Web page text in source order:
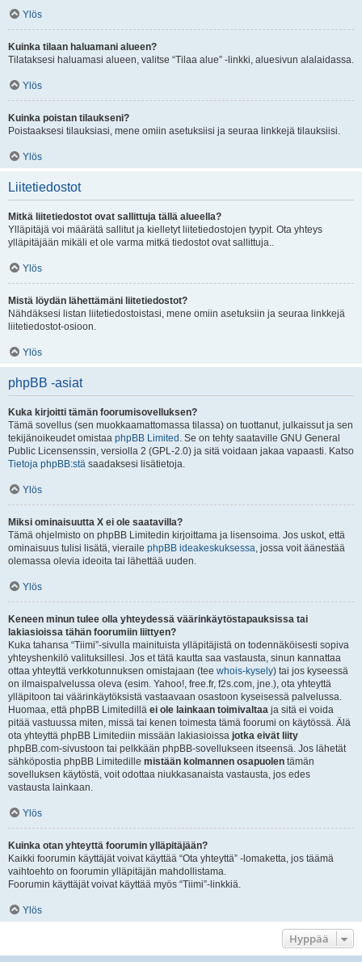
Ylös
Kuinka tilaan haluamani alueen?
Tilataksesi haluamasi alueen, valitse “Tilaa alue” -linkki, aluesivun alalaidassa.
Ylös
Kuinka poistan tilaukseni?
Poistaaksesi tilauksiasi, mene omiin asetuksiisi ja seuraa linkkejä tilauksiisi.
Ylös
Liitetiedostot
Mitkä liitetiedostot ovat sallittuja tällä alueella?
Ylläpitäjä voi määrätä sallitut ja kielletyt liitetiedostojen tyypit. Ota yhteys
ylläpitäjään mikäli et ole varma mitkä tiedostot ovat sallittuja..
Ylös
Mistä löydän lähettämäni liitetiedostot?
Nähdäksesi listan liitetiedostoistasi, mene omiin asetuksiin ja seuraa linkkejä
liitetiedostot-osioon.
Ylös
phpBB -asiat
Kuka kirjoitti tämän foorumisovelluksen?
Tämä sovellus (sen muokkaamattomassa tilassa) on tuottanut, julkaissut ja sen
tekijänoikeudet omistaa phpBB Limited . Se on tehty saataville GNU General
Public Licensenssin, versiolla 2 (GPL-2.0) ja sitä voidaan jakaa vapaasti. Katso
Tietoja phpBB:stä saadaksesi lisätietoja.
Ylös
Miksi ominaisuutta X ei ole saatavilla?
Tämä ohjelmisto on phpBB Limitedin kirjoittama ja lisensoima. Jos uskot, että
ominaisuus tulisi lisätä, vieraile phpBB ideakeskuksessa, jossa voit äänestää
olemassa olevia ideoita tai lähettää uuden.
Ylös
Keneen minun tulee olla yhteydessä väärinkäytöstapauksissa tai
lakiasioissa tähän foorumiin liittyen?
Kuka tahansa “Tiimi”-sivulla mainituista ylläpitäjistä on todennäköisesti sopiva
yhteyshenkilö valituksillesi. Jos et tätä kautta saa vastausta, sinun kannattaa
ottaa yhteyttä verkkotunnuksen omistajaan (tee whois-kysely) tai jos kyseessä
on ilmaispalvelussa oleva (esim. Yahoo!, free.fr, f2s.com, jne.), ota yhteyttä
ylläpitoon tai väärinkäytöksistä vastaavaan osastoon kyseisessä palvelussa.
Huomaa, että phpBB Limitedillä ei ole lainkaan toimivaltaa ja sitä ei voida
pitää vastuussa miten, missä tai kenen toimesta tämä foorumi on käytössä. Älä
ota yhteyttä phpBB Limitediin missään lakiasioissa jotka eivät liity
phpBB.com-sivustoon tai pelkkään phpBB-sovellukseen itseensä. Jos lähetät
sähköpostia phpBB Limitedille mistään kolmannen osapuolen tämän
sovelluksen käytöstä, voit odottaa niukkasanaista vastausta, jos edes
vastausta lainkaan.
Ylös
Kuinka otan yhteyttä foorumin ylläpitäjään?
Kaikki foorumin käyttäjät voivat käyttää “Ota yhteyttä” -lomaketta, jos täämä
vaihtoehto on foorumin ylläpitäjän mahdollistama.
Foorumin käyttäjät voivat käyttää myös “Tiimi”-linkkiä.
Ylös
Hyppää